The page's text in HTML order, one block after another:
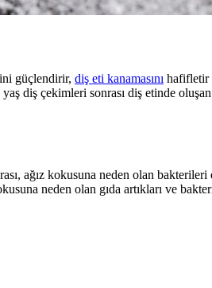
güçlendirir, diş eti kanamasını hafifletir
diş çekimleri sonrası diş etinde
ağız kokusuna neden olan
neden olan gıda artıkları ve